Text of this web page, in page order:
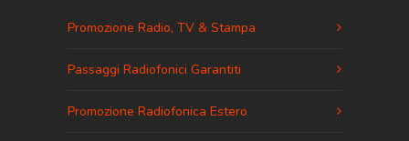
Promozione Radio, TV & Stampa
Passaggi Radiofonici Garantiti
Promozione Radiofonica Estero